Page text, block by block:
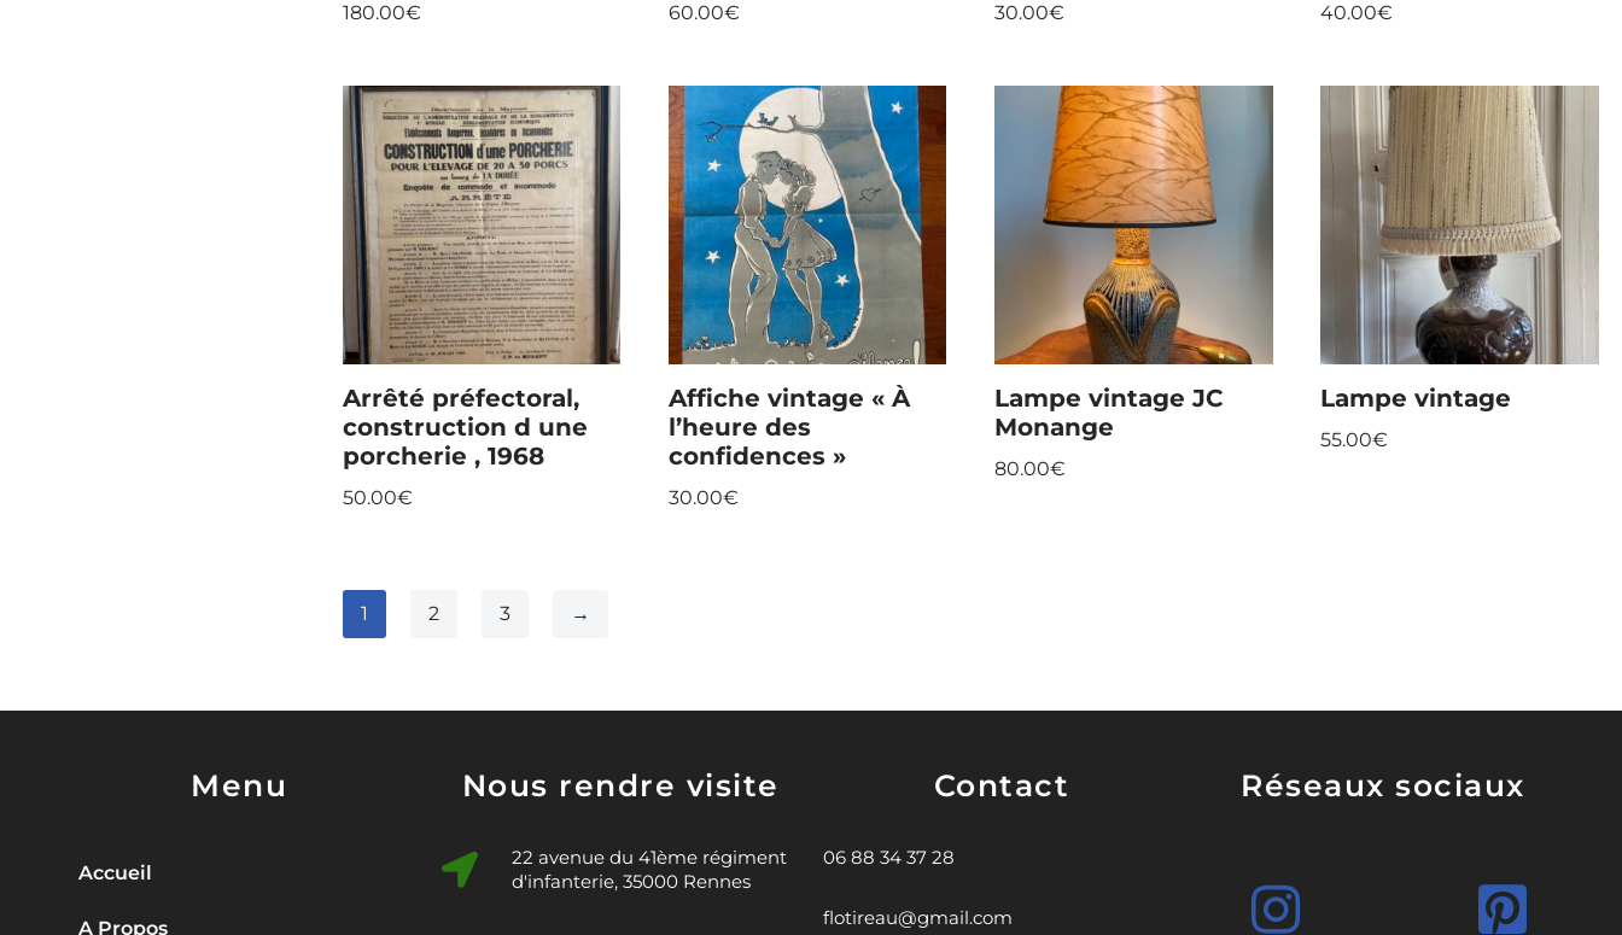
180.00€ 60.00€ 30.00€ 40.00€
Arrêté préfectoral,
construction d une
porcherie , 1968
50.00€
Affiche vintage « À
l’heure des
confidences »
30.00€
Lampe vintage JC
Monange
80.00€
Lampe vintage
55.00€
1 2 3 →
Menu
Accueil
A Propos
Nous rendre visite
22 avenue du 41ème régiment
d'infanterie, 35000 Rennes
Contact
06 88 34 37 28
flotireau@gmail.com
Réseaux sociaux